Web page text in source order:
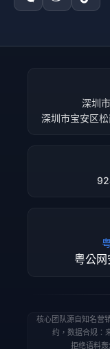
深圳
深圳市宝安区
粤公
核心团队源自知名营
约，数据合规：
拒绝语料